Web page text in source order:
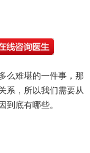
么难堪的一件事，那
系，所以我们需要从
到底有哪些。